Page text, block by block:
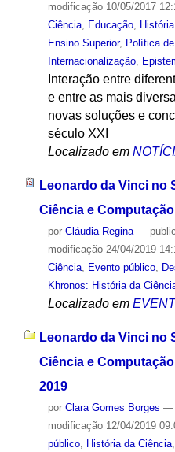
modificação10/05/2017
Ciência, Educação,
Ensino Superior, Política de
Internacionalização,
Interação entre
e entre as mais
novas soluções e
século XXI
Localizado em
Leonardo da Vinci no
Ciência e
por Cláudia Regina —
modificação24/04/2019
Ciência, Evento público,
Khronos: História da
Localizado em
Leonardo da Vinci no
Ciência e
2019
por Clara Gomes Borges —
modificação12/04/2019
público, História da Ciência,